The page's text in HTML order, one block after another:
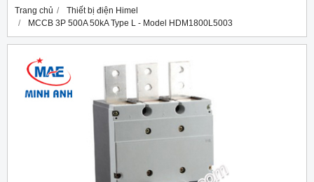
Trang chủ
Thiết bị điện Himel
MCCB 3P 500A 50kA Type L - Model HDM1800L5003